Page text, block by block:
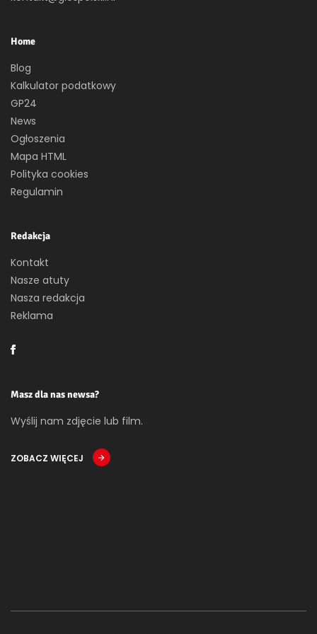
Home
Blog
Kalkulator podatkowy
GP24
News
Ogłoszenia
Mapa HTML
Polityka cookies
Regulamin
Redakcja
Kontakt
Nasze atuty
Nasza redakcja
Reklama
Masz dla nas newsa?
Wyślij nam zdjęcie lub film.
ZOBACZ WIĘCEJ